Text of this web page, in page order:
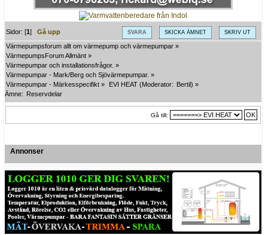
SVARA SKICKA ÄMNET SKRIV UT
Sidor: [1]Gå upp
Värmepumpsforum allt om värmepump och värmepumpar »
VärmepumpsForum Allmänt »
Värmepumpar och installationsfrågor. »
Värmepumpar - Mark/Berg och Sjövärmepumpar. »
Värmepumpar - Märkesspecifikt » EVI HEAT (Moderator: Bertil) »
Ämne: Reservdelar
Gå till:
Annonser